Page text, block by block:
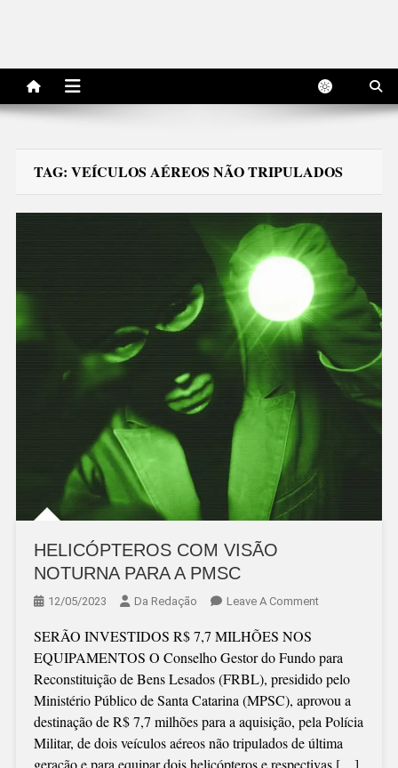
TAG: VEÍCULOS AÉREOS NÃO TRIPULADOS
HELICÓPTEROS COM VISÃO
NOTURNA PARA A PMSC
12/05/2023 Da Redação Leave A CommentOn
VISÃO
NOTURNA
PARA
A
PMSC
SERÃO INVESTIDOS R$ 7,7 MILHÕES NOS
EQUIPAMENTOS O Conselho Gestor do Fundo para
Reconstituição de Bens Lesados (FRBL), presidido pelo
Ministério Público de Santa Catarina (MPSC), aprovou a
destinação de R$ 7,7 milhões para a aquisição, pela Polícia
Militar, de dois veículos aéreos não tripulados de última
geração e para equipar dois helicópteros e respectivas […]